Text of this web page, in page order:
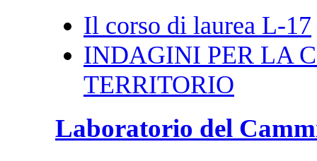
Il corso di laurea L-17
INDAGINI PER LA
TERRITORIO
Laboratorio del